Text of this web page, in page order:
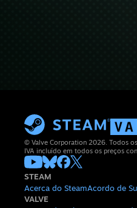
© Valve Corporation 2026. Todos
IVA incluído em todos os preços
STEAM
Acerca do SteamAcordo de
VALVE